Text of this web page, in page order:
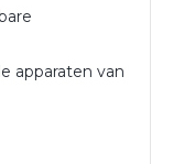
apparaten van